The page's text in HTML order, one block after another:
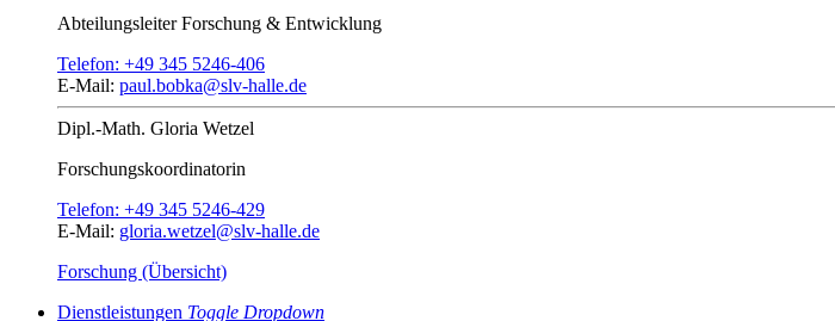
AbteilungsleiterForschung & Entwicklung
Telefon: +49 345 5246-406
E-Mail: paul.bobka@slv-halle.de
Dipl.-Math. Gloria Wetzel
Forschungs­koordinatorin
Telefon: +49 345 5246-429
E-Mail: gloria.wetzel@slv-halle.de
Forschung (Übersicht)
Dienstleistungen Toggle Dropdown